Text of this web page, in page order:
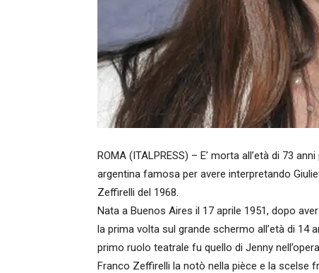
ROMA (ITALPRESS) – E’ morta all’età di 73
argentina famosa per avere interpretando
Zeffirelli del 1968.
Nata a Buenos Aires il 17 aprile 1951, dopo
la prima volta sul grande schermo all’età di 14
primo ruolo teatrale fu quello di Jenny
Franco Zeffirelli la notò nella pièce e la scelse